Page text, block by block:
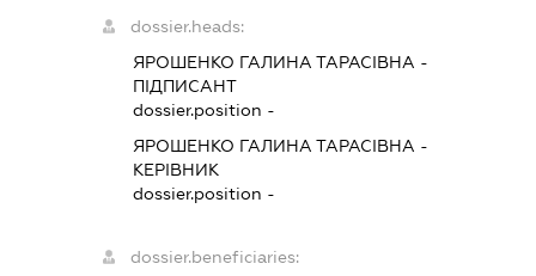
dossier.heads:
ЯРОШЕНКО ГАЛИНА ТАРАСІВНА -
ПІДПИСАНТ
dossier.position -
ЯРОШЕНКО ГАЛИНА ТАРАСІВНА -
КЕРІВНИК
dossier.position -
dossier.beneficiaries: